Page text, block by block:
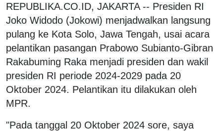
REPUBLIKA.CO.ID, JAKARTA -- Presiden RI
Joko Widodo (Jokowi) menjadwalkan langsung
pulang ke Kota Solo, Jawa Tengah, usai acara
pelantikan pasangan Prabowo Subianto-Gibran
Rakabuming Raka menjadi presiden dan wakil
presiden RI periode 2024-2029 pada 20
Oktober 2024. Pelantikan itu dilakukan oleh
MPR.
"Pada tanggal 20 Oktober 2024 sore, saya